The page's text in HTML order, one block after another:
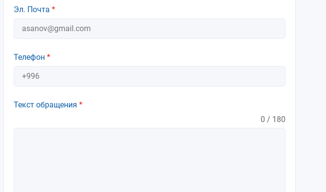
Эл. Почта *
Телефон *
Текст обращения *
0 / 180